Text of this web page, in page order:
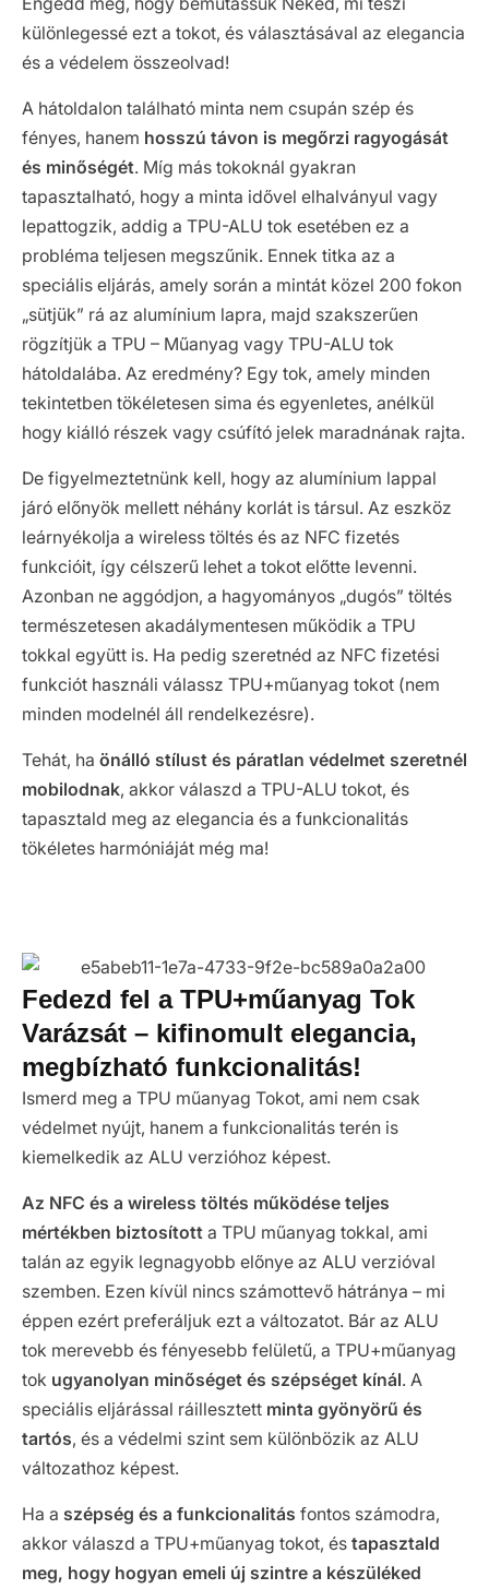
különlegessé ezt a tokot, és választásával az elegancia
és a védelem összeolvad!
A hátoldalon található minta nem csupán szép és
fényes, hanem hosszú távon is megőrzi ragyogását
és minőségét. Míg más tokoknál gyakran
tapasztalható, hogy a minta idővel elhalványul vagy
lepattogzik, addig a TPU-ALU tok esetében ez a
probléma teljesen megszűnik. Ennek titka az a
speciális eljárás, amely során a mintát közel 200 fokon
„sütjük” rá az alumínium lapra, majd szakszerűen
rögzítjük a TPU – Műanyag vagy TPU-ALU tok
hátoldalába. Az eredmény? Egy tok, amely minden
tekintetben tökéletesen sima és egyenletes, anélkül
hogy kiálló részek vagy csúfító jelek maradnának rajta.
De figyelmeztetnünk kell, hogy az alumínium lappal
járó előnyök mellett néhány korlát is társul. Az eszköz
leárnyékolja a wireless töltés és az NFC fizetés
funkcióit, így célszerű lehet a tokot előtte levenni.
Azonban ne aggódjon, a hagyományos „dugós” töltés
természetesen akadálymentesen működik a TPU
tokkal együtt is. Ha pedig szeretnéd az NFC fizetési
funkciót használi válassz TPU+műanyag tokot (nem
minden modelnél áll rendelkezésre).
Tehát, ha önálló stílust és páratlan védelmet szeretnél
mobilodnak, akkor válaszd a TPU-ALU tokot, és
tapasztald meg az elegancia és a funkcionalitás
tökéletes harmóniáját még ma!
Fedezd fel a TPU+műanyag Tok
Varázsát – kifinomult elegancia,
megbízható funkcionalitás!
Ismerd meg a TPU műanyag Tokot, ami nem csak
védelmet nyújt, hanem a funkcionalitás terén is
kiemelkedik az ALU verzióhoz képest.
Az NFC és a wireless töltés működése teljes
mértékben biztosított a TPU műanyag tokkal, ami
talán az egyik legnagyobb előnye az ALU verzióval
szemben. Ezen kívül nincs számottevő hátránya – mi
éppen ezért preferáljuk ezt a változatot. Bár az ALU
tok merevebb és fényesebb felületű, a TPU+műanyag
tok ugyanolyan minőséget és szépséget kínál. A
speciális eljárással ráillesztett minta gyönyörű és
tartós, és a védelmi szint sem különbözik az ALU
változathoz képest.
Ha a szépség és a funkcionalitás fontos számodra,
akkor válaszd a TPU+műanyag tokot, és tapasztald
meg, hogy hogyan emeli új szintre a készüléked